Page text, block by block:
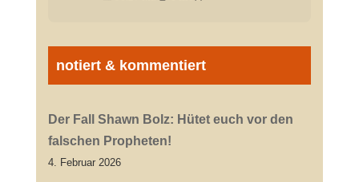
notiert & kommentiert
Der Fall Shawn Bolz: Hütet euch vor den
falschen Propheten!
4. Februar 2026